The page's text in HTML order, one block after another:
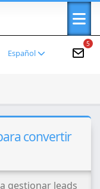
5
Español
convertir
gestionar leads